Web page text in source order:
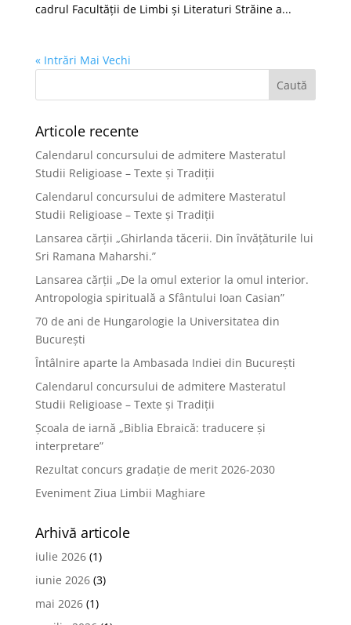
cadrul Facultăţii de Limbi şi Literaturi Străine a...
« Intrări Mai Vechi
Articole recente
Calendarul concursului de admitere Masteratul
Studii Religioase – Texte și Tradiții
Calendarul concursului de admitere Masteratul
Studii Religioase – Texte și Tradiții
Lansarea cărții „Ghirlanda tăcerii. Din învățăturile lui
Sri Ramana Maharshi.”
Lansarea cărții „De la omul exterior la omul interior.
Antropologia spirituală a Sfântului Ioan Casian”
70 de ani de Hungarologie la Universitatea din
București
Întâlnire aparte la Ambasada Indiei din București
Calendarul concursului de admitere Masteratul
Studii Religioase – Texte și Tradiții
Școala de iarnă „Biblia Ebraică: traducere și
interpretare”
Rezultat concurs gradație de merit 2026-2030
Eveniment Ziua Limbii Maghiare
Arhivă articole
iulie 2026(1)
iunie 2026(3)
mai 2026(1)